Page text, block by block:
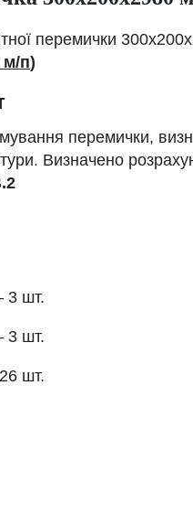
перемички
м/п)
перемички,
Визначено
3 шт.
3 шт.
шт.